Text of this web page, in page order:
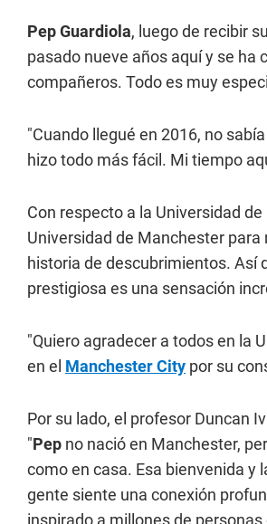
Pep Guardiola, luego de recibir
pasado nueve años aquí y se ha
compañeros. Todo es muy
"Cuando llegué en 2016, no
hizo todo más fácil. Mi tiempo
Con respecto a la Universidad de
Universidad de Manchester
historia de descubrimientos. Así
prestigiosa es una sensación
"Quiero agradecer a todos en la
en el Manchester City por su
Por su lado, el profesor Duncan
"Pep no nació en Manchester,
como en casa. Esa bienvenida y
gente siente una conexión
inspirado a millones de